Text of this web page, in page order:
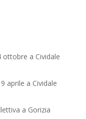
ottobre a Cividale
aprile a Cividale
a Gorizia